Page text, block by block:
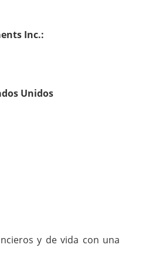
Inc.:
Unidos
y de vida con una